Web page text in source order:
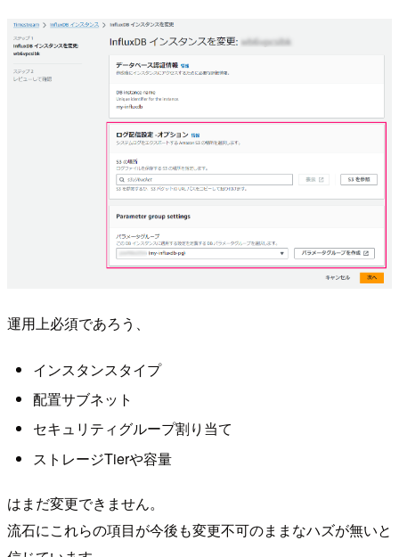
運用上必須であろう、
インスタンスタイプ
配置サブネット
セキュリティグループ割り当て
ストレージTierや容量
はまだ変更できません。
流石にこれらの項目が今後も変更不可のままなハズが無いと